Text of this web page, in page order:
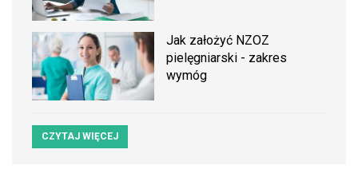
Jak założyć NZOZ
pielęgniarski - zakres
wymóg
CZYTAJ WIĘCEJ